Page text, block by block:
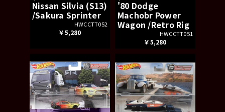
Nissan Silvia (S13)
/Sakura Sprinter
HWCCTT052
￥5,280
'80 Dodge
Machobr Power
Wagon /Retro Rig
HWCCTT051
￥5,280